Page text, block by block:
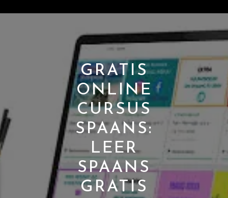
Button
GRATIS
ONLINE
CURSUS
SPAANS:
LEER
SPAANS
GRATIS